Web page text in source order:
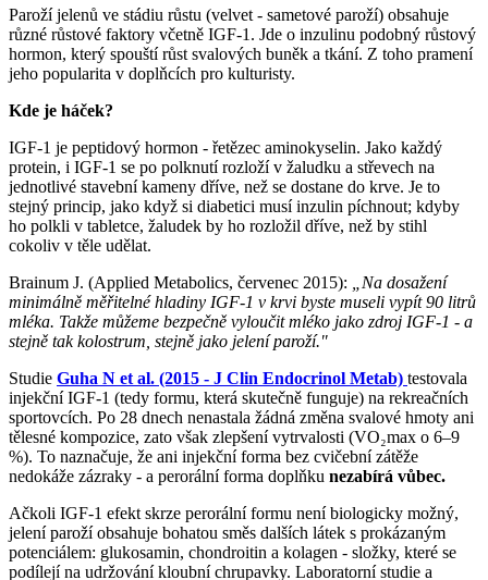
Paroží jelenů ve stádiu růstu (velvet - sametové paroží) obsahuje
různé růstové faktory včetně IGF-1. Jde o inzulinu podobný růstový
hormon, který spouští růst svalových buněk a tkání. Z toho pramení
jeho popularita v doplňcích pro kulturisty.
Kde je háček?
IGF-1 je peptidový hormon - řetězec aminokyselin. Jako každý
protein, i IGF-1 se po polknutí rozloží v žaludku a střevech na
jednotlivé stavební kameny dříve, než se dostane do krve. Je to
stejný princip, jako když si diabetici musí inzulin píchnout; kdyby
ho polkli v tabletce, žaludek by ho rozložil dříve, než by stihl
cokoliv v těle udělat.
Brainum J. (Applied Metabolics, červenec 2015):
„Na dosažení
minimálně měřitelné hladiny IGF-1 v krvi byste museli vypít 90 litrů
mléka. Takže můžeme bezpečně vyloučit mléko jako zdroj IGF-1 - a
stejně tak kolostrum, stejně jako jelení paroží."
Studie Guha N et al. (2015 - J Clin Endocrinol Metab) testovala
injekční IGF-1 (tedy formu, která skutečně funguje) na rekreačních
sportovcích. Po 28 dnech nenastala žádná změna svalové hmoty ani
tělesné kompozice, zato však zlepšení vytrvalosti (VO₂max o 6–9
%). To naznačuje, že ani injekční forma bez cvičební zátěže
nedokáže zázraky - a perorální forma doplňku nezabírá vůbec.
Ačkoli IGF-1 efekt skrze perorální formu není biologicky možný,
jelení paroží obsahuje bohatou směs dalších látek s prokázaným
potenciálem: glukosamin, chondroitin a kolagen - složky, které se
podílejí na udržování kloubní chrupavky. Laboratorní studie a